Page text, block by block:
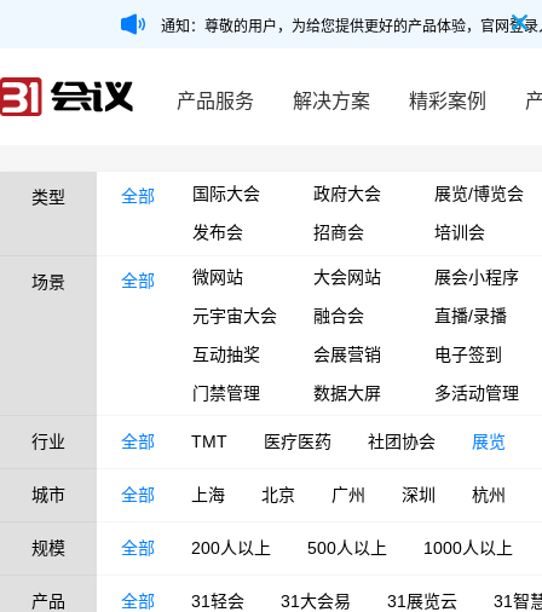
通知：尊敬的用户，为给您提供更好的产品体验，官网登
产品服务 解决方案 精彩案例
类型 全部 国际大会 政府大会
展览/博览会
发布会
招商会 培训会
场景 全部 微网站 大会网站
展会小程序
元宇宙大会
融合会
直播/录播
互动抽奖
会展营销
电子签到
门禁管理
数据大屏 多活动管理
行业 全部 TMT 医疗医药 社团协会 展览
城市 全部 上海 北京 广州 深圳 杭州
规模 全部 200人以上 500人以上 1000人以上
产品 全部 31轻会 31大会易 31展览云 31智